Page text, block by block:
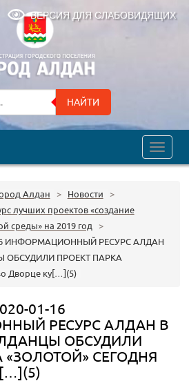
ВЕРСИЯ ДЛЯ СЛАБОВИДЯЩИХ
НАЙТИ
trk
Алдан > Новости
>
лучших проектов «создание
среды» на 2019 год
>
16 ИНФОРМАЦИОННЫЙ РЕСУРС АЛДАН
ОБСУДИЛИ ПРОЕКТ ПАРКА
Дворце ку[…](5)
01-16
РЕСУРС АЛДАН В
ОБСУДИЛИ
«ЗОЛОТОЙ» СЕГОДНЯ